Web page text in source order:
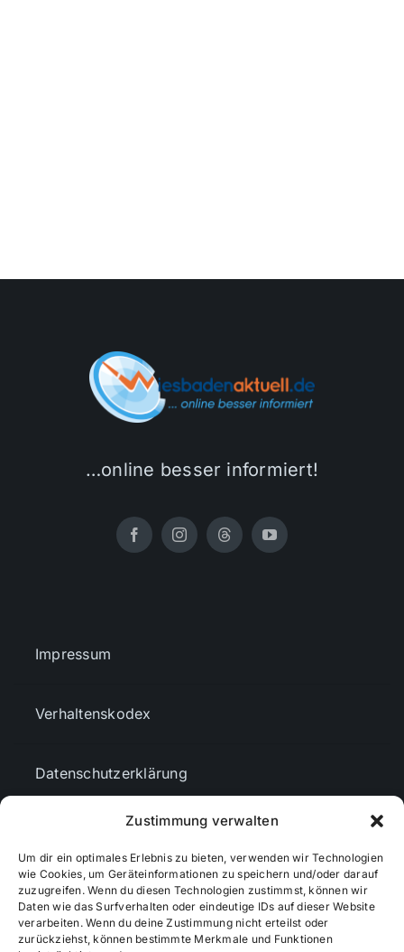
Zustimmung verwalten
Um dir ein optimales Erlebnis zu bieten, verwenden wir Technologien
wie Cookies, um Geräteinformationen zu speichern und/oder darauf
zuzugreifen. Wenn du diesen Technologien zustimmst, können wir
Daten wie das Surfverhalten oder eindeutige IDs auf dieser Website
verarbeiten. Wenn du deine Zustimmung nicht erteilst oder
zurückziehst, können bestimmte Merkmale und Funktionen
…online besser informiert!
Impressum
Verhaltenskodex
Datenschutzerklärung
Cookie-Richtlinie (EU)